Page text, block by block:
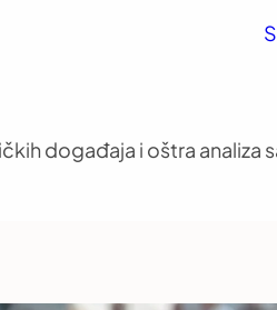
događaja i oštra analiza